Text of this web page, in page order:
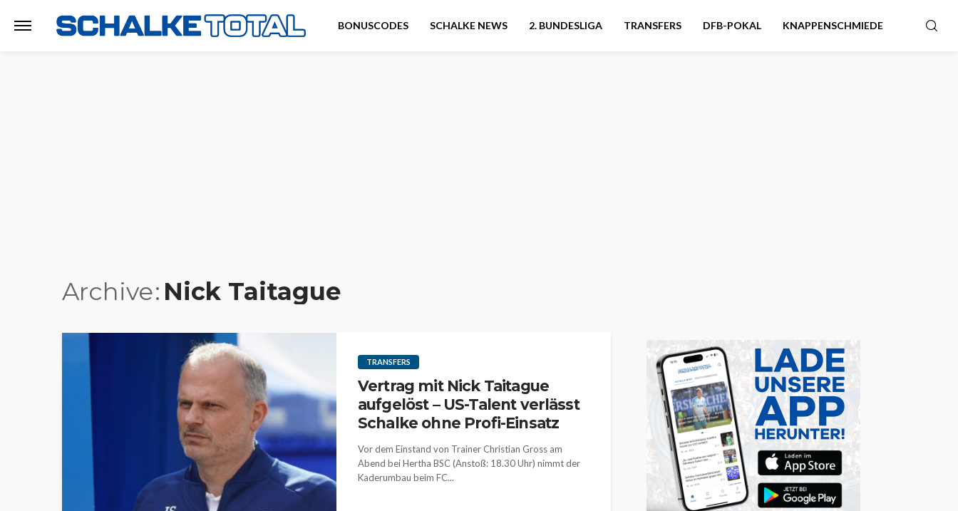
BONUSCODES SCHALKE NEWS 2. BUNDESLIGA TRANSFERS DFB-POKAL KNAPPENSCHMIEDE
Archive Nick Taitague
TRANSFERS
Vertrag mit Nick Taitague
aufgelöst – US-Talent verlässt
Schalke ohne Profi-Einsatz
Vor dem Einstand von Trainer Christian Gross am
Abend bei Hertha BSC (Anstoß: 18.30 Uhr) nimmt der
Kaderumbau beim FC...